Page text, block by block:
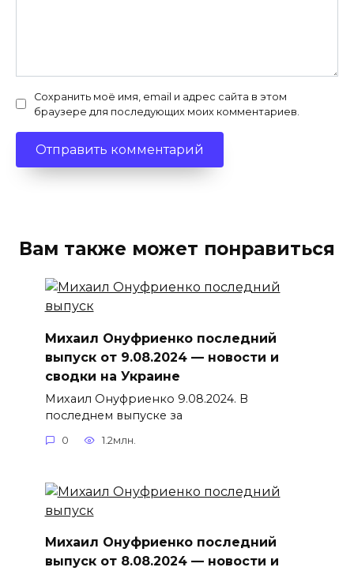
Сохранить моё имя, email и адрес сайта в этом
браузере для последующих моих комментариев.
Вам также может понравиться
Михаил Онуфриенко последний
выпуск от 9.08.2024 — новости и
сводки на Украине
Михаил Онуфриенко 9.08.2024. В
последнем выпуске за
0 1.2млн.
Михаил Онуфриенко последний
выпуск от 8.08.2024 — новости и